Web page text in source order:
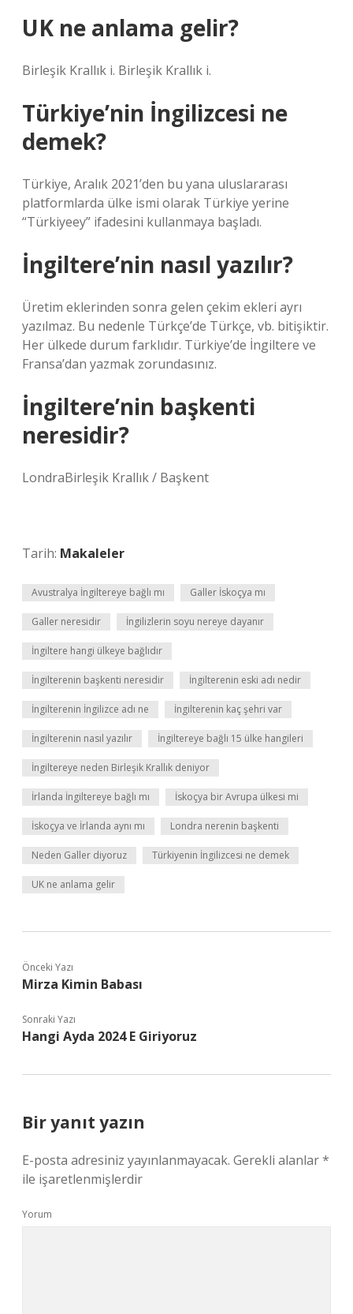
UK ne anlama gelir?
Birleşik Krallık i. Birleşik Krallık i.
Türkiye’nin İngilizcesi ne
demek?
Türkiye, Aralık 2021’den bu yana uluslararası
platformlarda ülke ismi olarak Türkiye yerine
“Türkiyeey” ifadesini kullanmaya başladı.
İngiltere’nin nasıl yazılır?
Üretim eklerinden sonra gelen çekim ekleri ayrı
yazılmaz. Bu nedenle Türkçe’de Türkçe, vb. bitişiktir.
Her ülkede durum farklıdır. Türkiye’de İngiltere ve
Fransa’dan yazmak zorundasınız.
İngiltere’nin başkenti
neresidir?
LondraBirleşik Krallık / Başkent
Tarih: Makaleler
Avustralya İngiltereye bağlı mı Galler İskoçya mı
Galler neresidir İngilizlerin soyu nereye dayanır
İngiltere hangi ülkeye bağlıdır
İngilterenin başkenti neresidir İngilterenin eski adı nedir
İngilterenin İngilizce adı ne İngilterenin kaç şehri var
İngilterenin nasıl yazılır İngiltereye bağlı 15 ülke hangileri
İngiltereye neden Birleşik Krallık deniyor
İrlanda İngiltereye bağlı mı İskoçya bir Avrupa ülkesi mi
İskoçya ve İrlanda aynı mı Londra nerenin başkenti
Neden Galler diyoruz Türkiyenin İngilizcesi ne demek
UK ne anlama gelir
Önceki Yazı
Mirza Kimin Babası
Sonraki Yazı
Hangi Ayda 2024 E Giriyoruz
Bir yanıt yazın
E-posta adresiniz yayınlanmayacak. Gerekli alanlar*
ile işaretlenmişlerdir
Yorum